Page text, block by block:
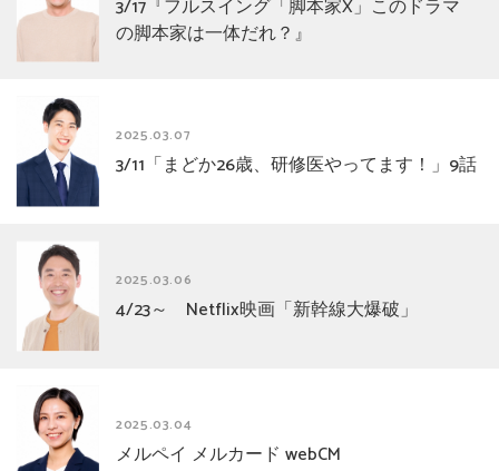
3/17『フルスイング「脚本家X」このドラマ
の脚本家は一体だれ？』
2025.03.07
3/11「まどか26歳、研修医やってます！」9話
2025.03.06
4/23～ Netflix映画「新幹線大爆破」
2025.03.04
メルペイ メルカード webCM